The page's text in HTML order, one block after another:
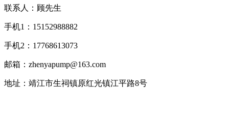
联系人：顾先生
手机1：15152988882
手机2：17768613073
邮箱：zhenyapump@163.com
地址：靖江市生祠镇原红光镇江平路8号